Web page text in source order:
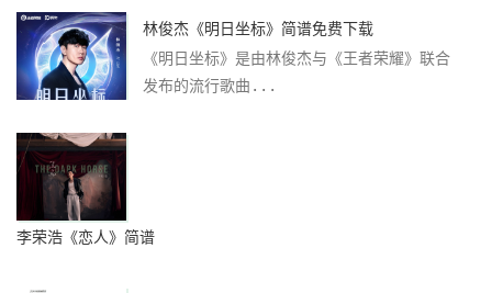
林俊杰《明日坐标》简谱免费下载
《明日坐标》是由林俊杰与《王者荣耀》联合
发布的流行歌曲...
李荣浩《恋人》简谱